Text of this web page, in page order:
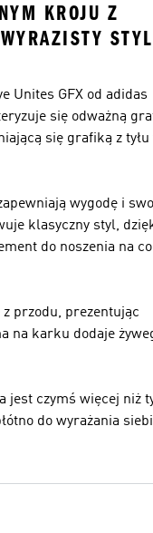
KROJU Z
Unites GFX od adidas
się odważną
się grafiką z tyłu
wygodę i
klasyczny styl,
do noszenia na co
przodu, prezentując
na karku dodaje
jest czymś więcej niż
do wyrażania